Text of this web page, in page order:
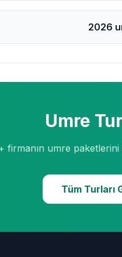
2026
Umre
firmanın umre
Tüm Turları